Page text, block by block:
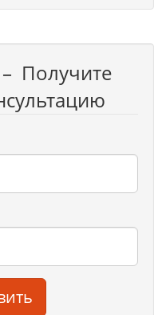
– Получите